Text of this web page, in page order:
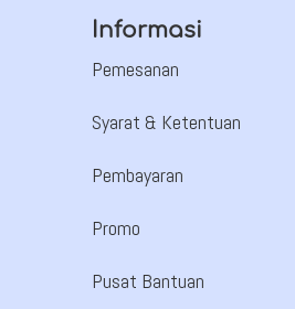
Informasi
Pemesanan
Syarat & Ketentuan
Pembayaran
Promo
Pusat Bantuan